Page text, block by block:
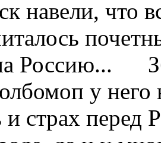
навели, что
Россию...
у него
и страх перед